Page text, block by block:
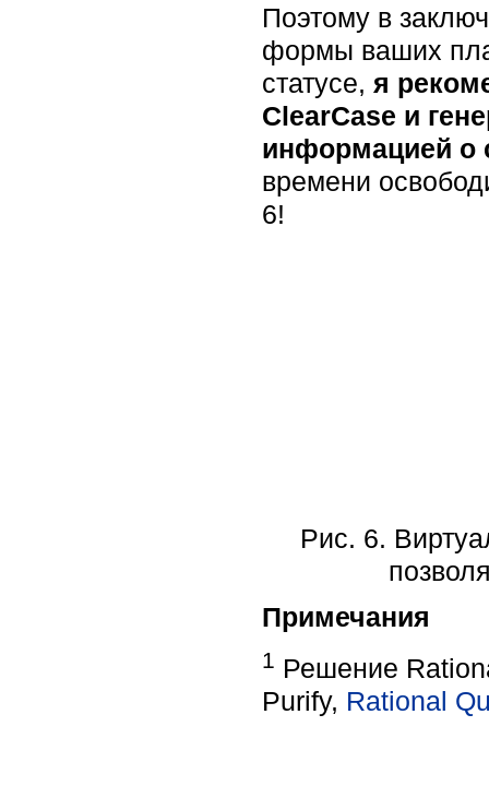
Поэтому в
формы ваших
статусе, я
ClearCase и
информацией о
времени
6!
Рис. 6.
Примечания
1 Решение
Purify, Rational